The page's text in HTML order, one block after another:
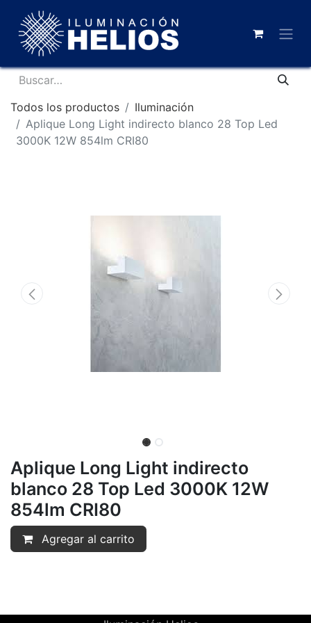
Todos los productos
Iluminación
Aplique Long Light indirecto blanco 28 Top Led
3000K 12W 854lm CRI80
Aplique Long Light indirecto
blanco 28 Top Led 3000K 12W
854lm CRI80
Agregar al carrito